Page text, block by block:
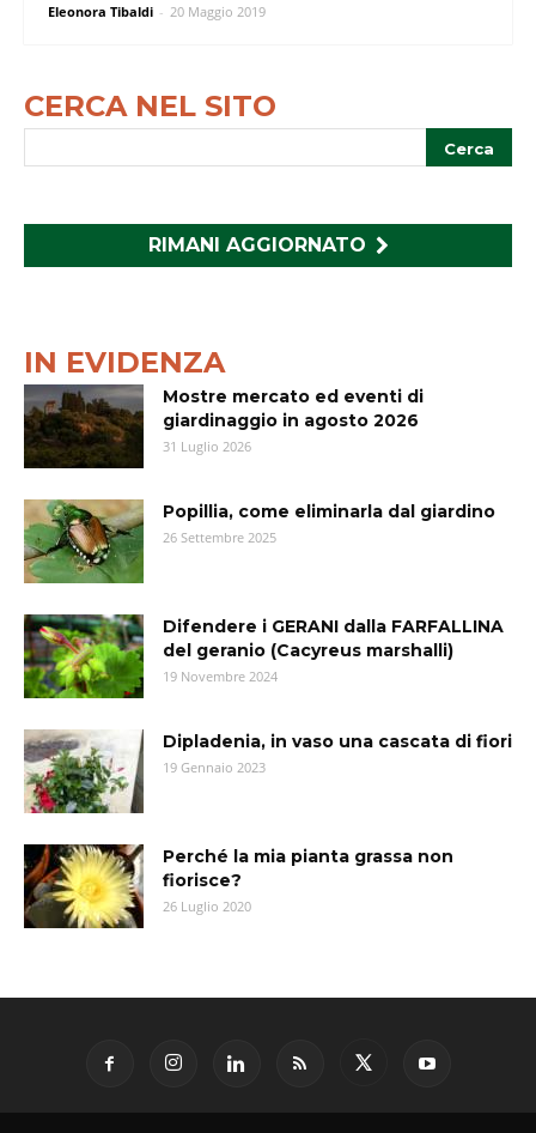
Eleonora Tibaldi - 20 Maggio 2019
CERCA NEL SITO
RIMANI AGGIORNATO
IN EVIDENZA
Mostre mercato ed eventi di
giardinaggio in agosto 2026
31 Luglio 2026
Popillia, come eliminarla dal giardino
26 Settembre 2025
Difendere i GERANI dalla FARFALLINA
del geranio (Cacyreus marshalli)
19 Novembre 2024
Dipladenia, in vaso una cascata di fiori
19 Gennaio 2023
Perché la mia pianta grassa non
fiorisce?
26 Luglio 2020